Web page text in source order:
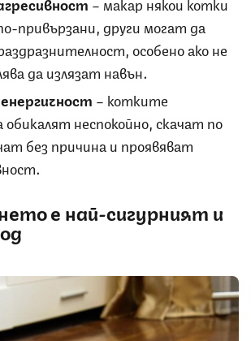
привързани, други могат да
особено ако не
да излязат навън.
– котките
обикалят неспокойно, скачат по
без причина и проявяват
е най-сигурният и